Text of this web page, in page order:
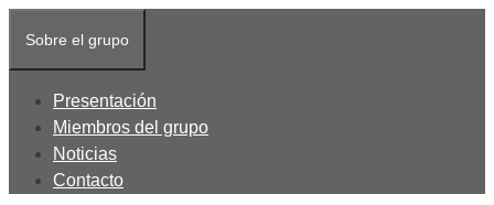
contenido
Sobre el grupo
Presentación
Miembros del grupo
Noticias
Contacto